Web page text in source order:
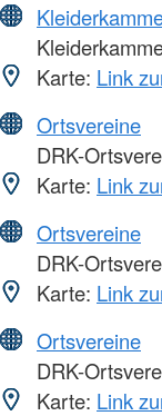
Karte: Link
Ortsvereine
DRK-
Karte: Link
Ortsvereine
DRK-
Karte: Link
Ortsvereine
DRK-
Karte: Link